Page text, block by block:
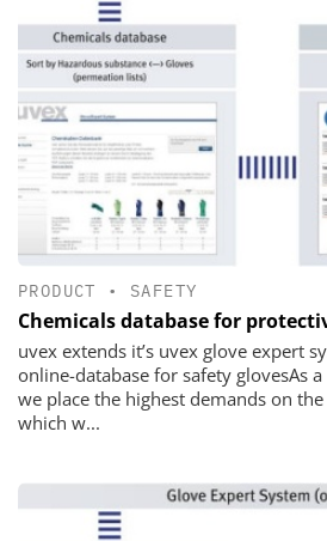
PRODUCT • SAFETY
Chemicals database for
uvex extends it’s uvex glove expert
online-database for safety glovesAs
we place the highest demands on
which w...